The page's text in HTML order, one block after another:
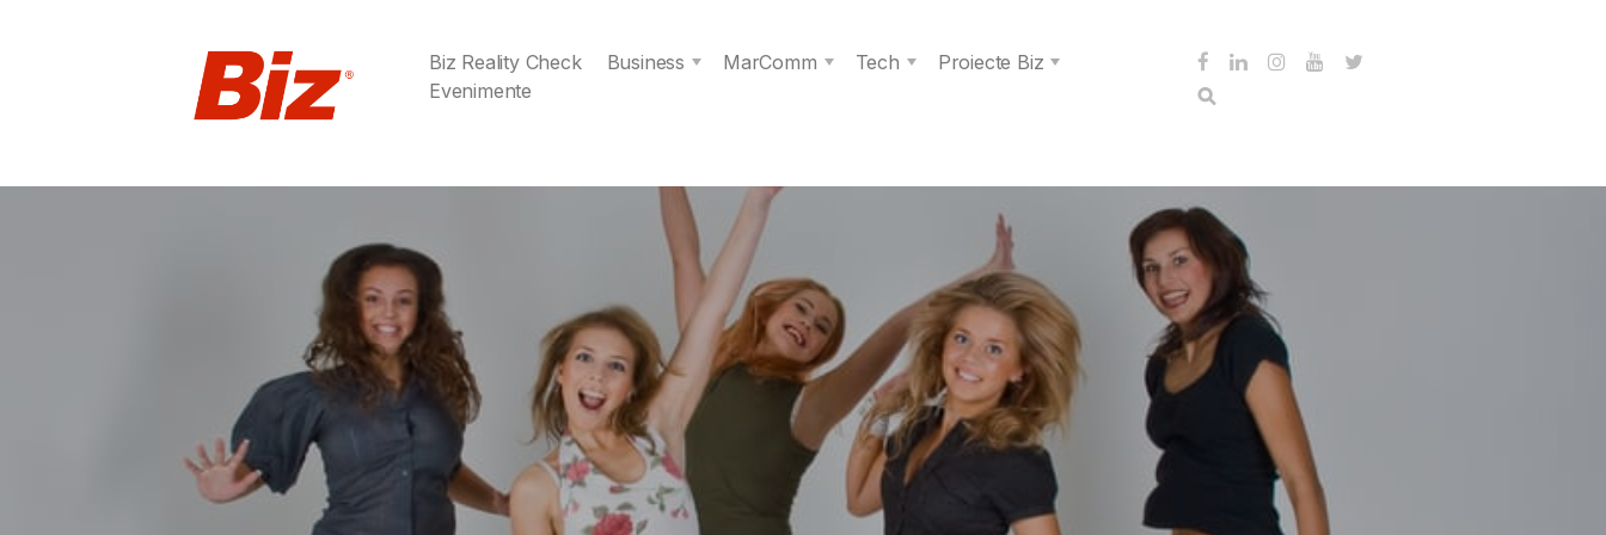
Biz Reality Check Business MarComm Tech
Proiecte Biz
Evenimente